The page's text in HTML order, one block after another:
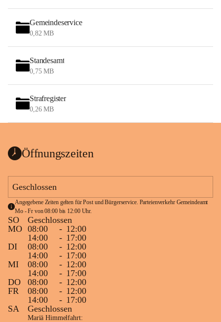
Gemeindeservice
0,82 MB
Standesamt
0,75 MB
Strafregister
0,26 MB
Öffnungszeiten
Geschlossen
Angegebene Zeiten gelten für Post und Bürgerservice. Parteienverkehr Gemeindeamt
Mo - Fr von 08:00 bis 12:00 Uhr.
SO
Geschlossen
MO 08:00 - 12:00
14:00
- 17:00
DI
08:00 - 12:00
14:00
- 17:00
MI
08:00 - 12:00
14:00
- 17:00
DO
08:00 - 12:00
FR
08:00 - 12:00
14:00
- 17:00
SA
Geschlossen
Mariä Himmelfahrt: